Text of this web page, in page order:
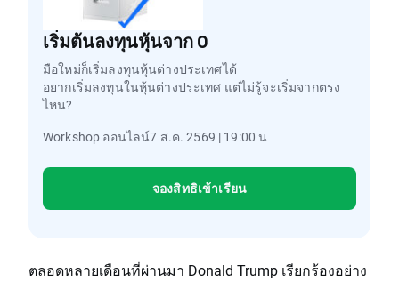
เริ่มต้นลงทุนหุ้นจาก 0
มือใหม่ก็เริ่มลงทุนหุ้นต่างประเทศได้
อยากเริ่มลงทุนในหุ้นต่างประเทศ แต่ไม่รู้จะเริ่มจากตรง
ไหน?
Workshop ออนไลน์7 ส.ค. 2569 | 19:00 น
จองสิทธิเข้าเรียน
ตลอดหลายเดือนที่ผ่านมา Donald Trump เรียกร้องอย่าง